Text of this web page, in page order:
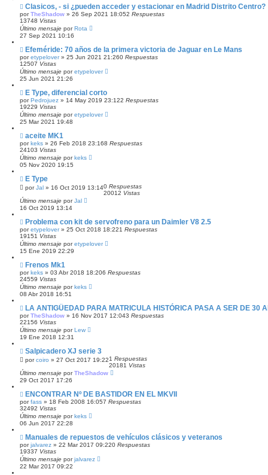
Clasicos, - si ¿pueden acceder y estacionar en Madrid Distrito Centro?
porTheShadow » 26 Sep 2021 18:052 Respuestas
13748 Vistas
Último mensaje porRota
27 Sep 2021 10:16
Efeméride: 70 años de la primera victoria de Jaguar en Le Mans
poretypelover» 25 Jun 2021 21:260 Respuestas
12507 Vistas
Último mensaje poretypelover
25 Jun 2021 21:26
E Type, diferencial corto
porPedrojuez » 14 May 2019 23:122 Respuestas
19229 Vistas
Último mensaje poretypelover
25 Mar 2021 19:48
aceite MK1
porkeks » 26 Feb 2018 23:168 Respuestas
24103 Vistas
Último mensaje porkeks
05 Nov 2020 19:15
E Type
porJal » 16 Oct 2019 13:140 Respuestas
20012 Vistas
Último mensaje porJal
16 Oct 2019 13:14
Problema con kit de servofreno para un Daimler V8 2.5
poretypelover» 25 Oct 2018 18:221 Respuestas
19151 Vistas
Último mensaje poretypelover
15 Ene 2019 22:29
Frenos Mk1
porkeks » 03 Abr 2018 18:206 Respuestas
24559 Vistas
Último mensaje porkeks
08 Abr 2018 16:51
LA ANTIGÜEDAD PARA MATRICULA HISTÓRICA PASA A SER DE 30
porTheShadow » 16 Nov 2017 12:043 Respuestas
22156 Vistas
Último mensaje porLew
19 Ene 2018 12:31
Salpicadero XJ serie 3
porcoiro » 27 Oct 2017 19:221 Respuestas
20181 Vistas
Último mensaje porTheShadow
29 Oct 2017 17:26
ENCONTRAR Nº DE BASTIDOR EN EL MKVII
porfass » 18 Feb 2008 16:057 Respuestas
32492 Vistas
Último mensaje porkeks
06 Jun 2017 22:28
Manuales de repuestos de vehículos clásicos y veteranos
porjalvarez » 22 Mar 2017 09:220 Respuestas
19337 Vistas
Último mensaje porjalvarez
22 Mar 2017 09:22